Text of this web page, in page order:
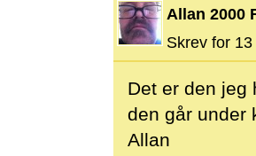
Allan 2000
Skrev for
Det er den jeg
den går under
Allan